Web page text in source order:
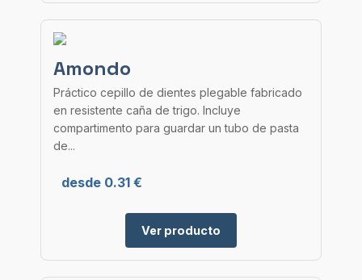
Amondo
Práctico cepillo de dientes plegable fabricado
en resistente caña de trigo. Incluye
compartimento para guardar un tubo de pasta
de...
desde 0.31 €
Ver producto